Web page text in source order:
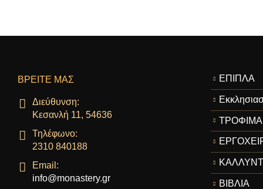
ΒΡΕΊΤΕ ΜΑΣ
Διεύθυνση:
Κεσανλή 11, 54636
Τηλέφωνο:
2310 840188
Email:
info@monastery.gr
ΕΠΙΠΛΑ
ΤΡΟΦΙΜΑ
ΒΙΒΛΙΑ